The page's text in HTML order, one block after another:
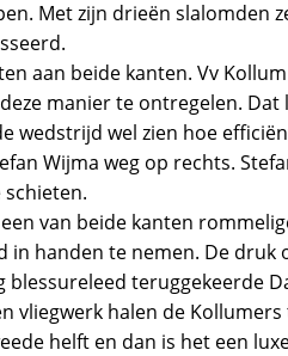
Met zijn drieën slalomden
aan beide kanten. Vv
manier te ontregelen.
wedstrijd wel zien hoe
Wijma weg op rechts.
van beide kanten
in handen te nemen. De
teruggekeerde
vliegwerk halen de
helft en dan is het een